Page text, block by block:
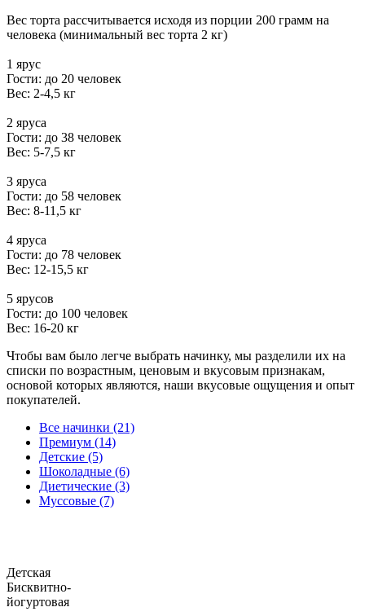
Вес торта рассчитывается исходя из порции 200 грамм на
человека (минимальный вес торта 2 кг)
1 ярус
Гости: до 20 человек
Вес: 2-4,5 кг
2 яруса
Гости: до 38 человек
Вес: 5-7,5 кг
3 яруса
Гости: до 58 человек
Вес: 8-11,5 кг
4 яруса
Гости: до 78 человек
Вес: 12-15,5 кг
5 ярусов
Гости: до 100 человек
Вес: 16-20 кг
Чтобы вам было легче выбрать начинку, мы разделили их на
списки по возрастным, ценовым и вкусовым признакам,
основой которых являются, наши вкусовые ощущения и опыт
покупателей.
Все начинки (21)
Премиум (14)
Детские (5)
Шоколадные (6)
Диетические (3)
Муссовые (7)
Детская
Бисквитно-
йогуртовая